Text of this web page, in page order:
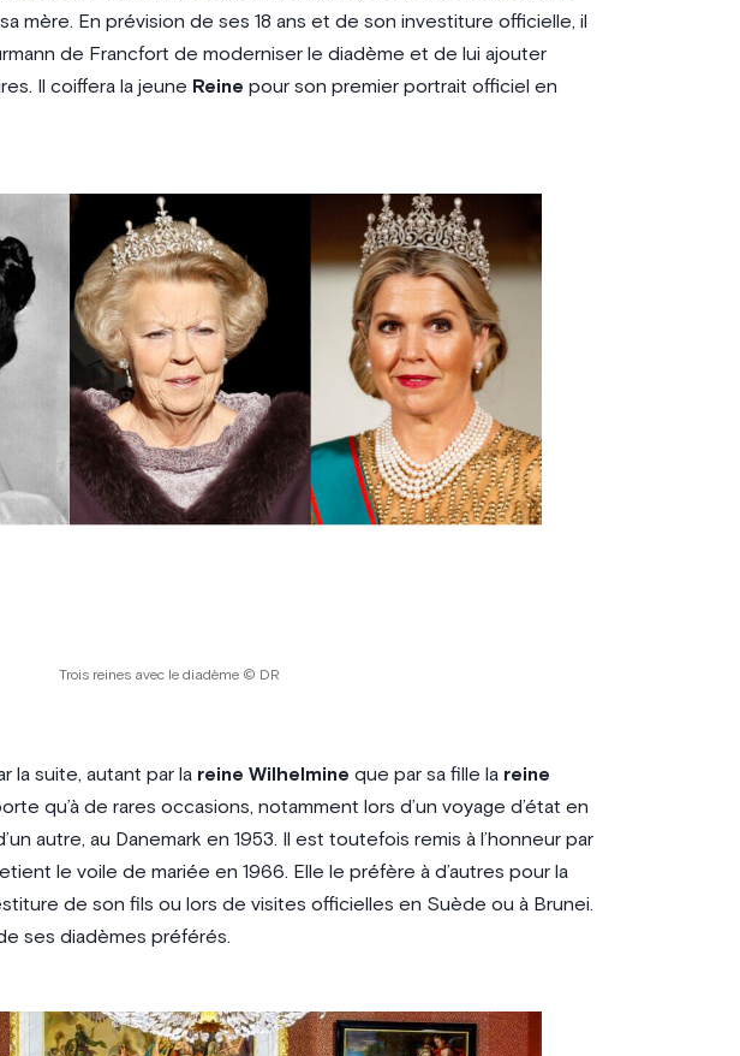
mère. En prévision de ses 18 ans et de son investiture officielle, il
de Francfort de moderniser le diadème et de lui ajouter
Il coiffera la jeune Reine pour son premier portrait officiel en
Trois reines avec le diadème © DR
la suite, autant par la reine Wilhelmine que par sa fille la reine
qu’à de rares occasions, notamment lors d’un voyage d’état en
autre, au Danemark en 1953. Il est toutefois remis à l’honneur par
le voile de mariée en 1966. Elle le préfère à d’autres pour la
de son fils ou lors de visites officielles en Suède ou à Brunei.
de ses diadèmes préférés.